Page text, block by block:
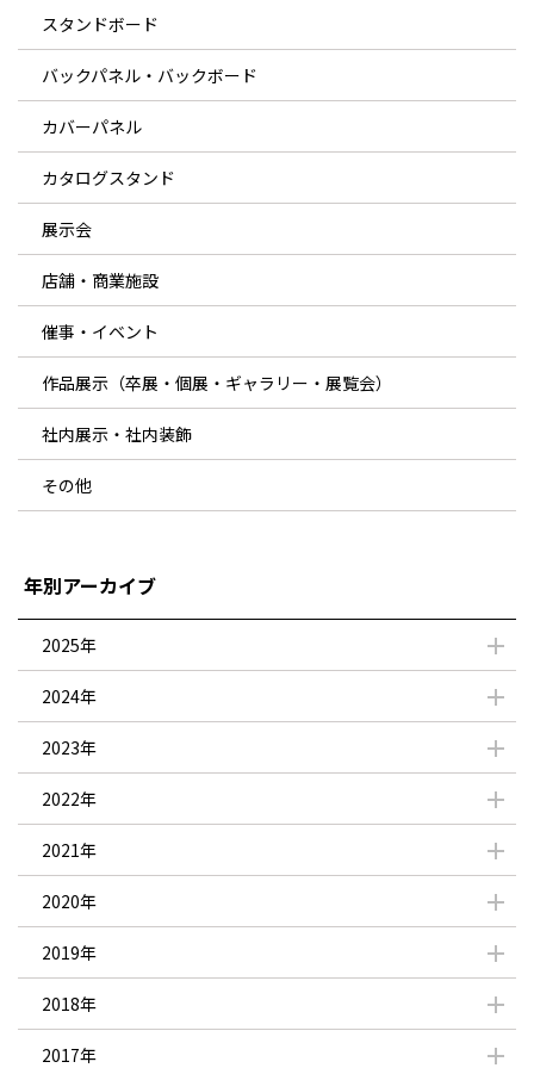
スタンドボード
バックパネル・バックボード
カバーパネル
カタログスタンド
展示会
店舗・商業施設
催事・イベント
作品展示（卒展・個展・ギャラリー・展覧会）
社内展示・社内装飾
その他
年別アーカイブ
2025年
2024年
2023年
2022年
2021年
2020年
2019年
2018年
2017年